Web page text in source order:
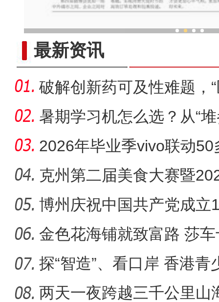
最新资讯
破解创新药可及性难题，
服务在
暑期学习机怎么选？从“堆
步
2026年毕业季vivo联动
展，专业
克州第二届美食大赛暨
技能交流
博州庆祝中国共产党成立
金色花海铺就致富路 莎
来采摘旺
探“智造”、看口岸 香港
两天一夜跨越三千公里山